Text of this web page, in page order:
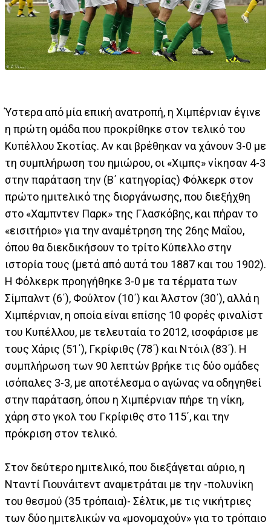
Ύστερα από μία επική ανατροπή, η Χιμπέρνιαν έγινε
η πρώτη ομάδα που προκρίθηκε στον τελικό του
Κυπέλλου Σκοτίας. Αν και βρέθηκαν να χάνουν 3-0 με
τη συμπλήρωση του ημιώρου, οι «Χιμπς» νίκησαν 4-3
στην παράταση την (Β΄ κατηγορίας) Φόλκερκ στον
πρώτο ημιτελικό της διοργάνωσης, που διεξήχθη
στο «Χαμπντεν Παρκ» της Γλασκόβης, και πήραν το
«εισιτήριο» για την αναμέτρηση της 26ης Μαΐου,
όπου θα διεκδικήσουν το τρίτο Κύπελλο στην
ιστορία τους (μετά από αυτά του 1887 και του 1902).
Η Φόλκερκ προηγήθηκε 3-0 με τα τέρματα των
Σίμπαλντ (6΄), Φούλτον (10΄) και Άλστον (30΄), αλλά η
Χιμπέρνιαν, η οποία είναι επίσης 10 φορές φιναλίστ
του Κυπέλλου, με τελευταία το 2012, ισοφάρισε με
τους Χάρις (51΄), Γκρίφιθς (78΄) και Ντόιλ (83΄). Η
συμπλήρωση των 90 λεπτών βρήκε τις δύο ομάδες
ισόπαλες 3-3, με αποτέλεσμα ο αγώνας να οδηγηθεί
στην παράταση, όπου η Χιμπέρνιαν πήρε τη νίκη,
χάρη στο γκολ του Γκρίφιθς στο 115΄, και την
πρόκριση στον τελικό.
Στον δεύτερο ημιτελικό, που διεξάγεται αύριο, η
Νταντί Γιουνάιτεντ αναμετράται με την -πολυνίκη
του θεσμού (35 τρόπαια)- Σέλτικ, με τις νικήτριες
των δύο ημιτελικών να «μονομαχούν» για το τρόπαιο